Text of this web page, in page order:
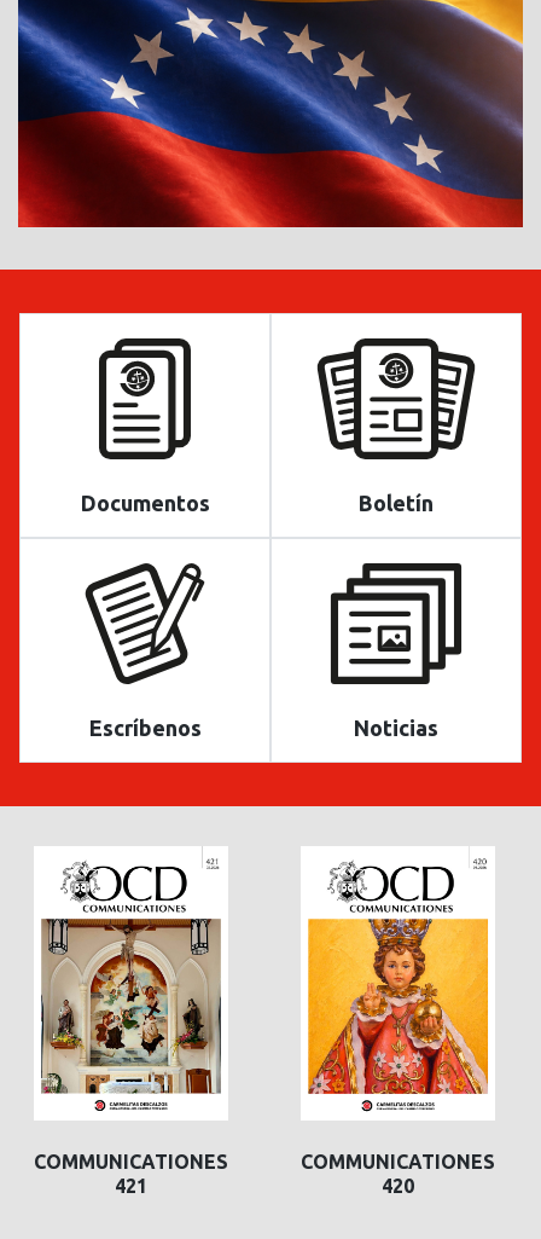
Documentos Boletín
Escríbenos Noticias
COMMUNICATIONES
421
COMMUNICATIONES
420